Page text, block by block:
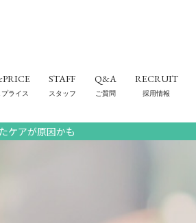
ライス
STAFF
スタッフ
Q&A
ご質問
RECRUIT
採用情報
ケアが原因かも